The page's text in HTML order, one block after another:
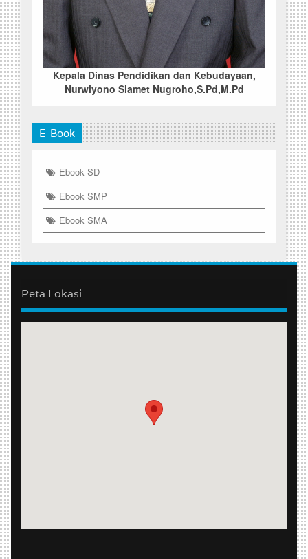
Kepala Dinas Pendidikan dan Kebudayaan,
Nurwiyono Slamet Nugroho,S.Pd,M.Pd
E-Book
Ebook SD
Ebook SMP
Ebook SMA
Peta Lokasi